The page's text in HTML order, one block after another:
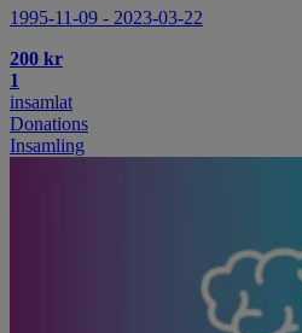
1995-11-09 - 2023-03-22
200 kr
1
insamlat
Donations
Insamling